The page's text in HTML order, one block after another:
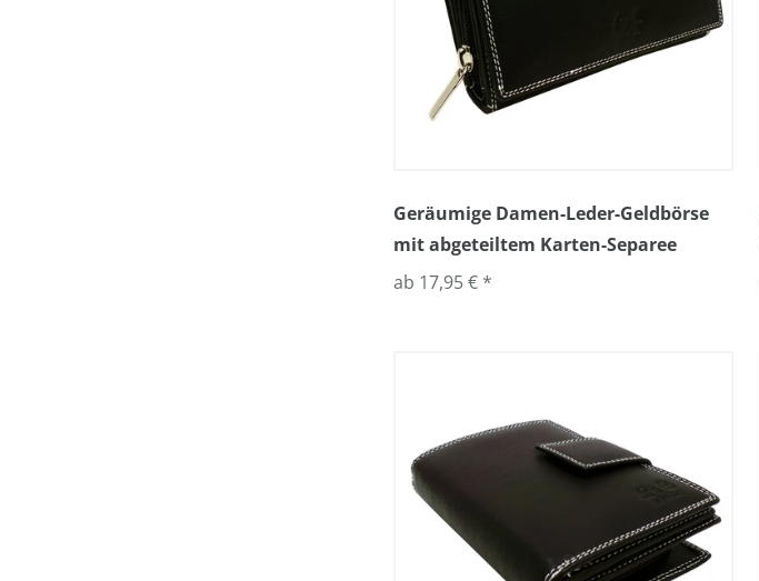
Geräumige Damen-Leder-Geldbörse
mit abgeteiltem Karten-Separee
ab 17,95 € *